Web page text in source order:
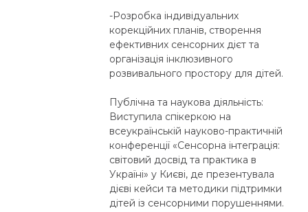
-Розробка індивідуальних
корекційних планів, створення
ефективних сенсорних дієт та
організація інклюзивного
розвивального простору для дітей.
Публічна та наукова діяльність:
Виступила спікеркою на
всеукраїнській науково-практичній
конференції «Сенсорна інтеграція:
світовий досвід та практика в
Україні» у Києві, де презентувала
дієві кейси та методики підтримки
дітей із сенсорними порушеннями.